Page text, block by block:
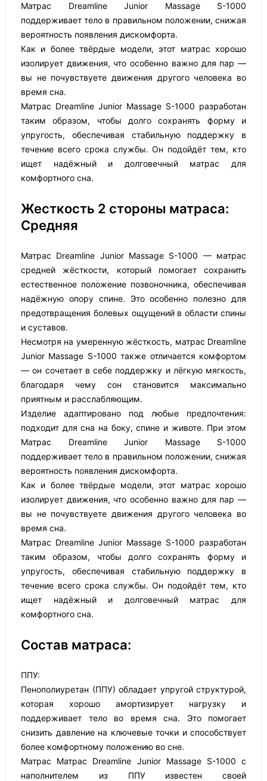
Матрас Dreamline Junior Massage S-1000
поддерживает тело в правильном положении, снижая
вероятность появления дискомфорта.
Как и более твёрдые модели, этот матрас хорошо
изолирует движения, что особенно важно для пар —
вы не почувствуете движения другого человека во
время сна.
Матрас Dreamline Junior Massage S-1000 разработан
таким образом, чтобы долго сохранять форму и
упругость, обеспечивая стабильную поддержку в
течение всего срока службы. Он подойдёт тем, кто
ищет надёжный и долговечный матрас для
комфортного сна.
Жесткость 2 стороны матраса:
Средняя
Матрас Dreamline Junior Massage S-1000 — матрас
средней жёсткости, который помогает сохранить
естественное положение позвоночника, обеспечивая
надёжную опору спине. Это особенно полезно для
предотвращения болевых ощущений в области спины
и суставов.
Несмотря на умеренную жёсткость, матрас Dreamline
Junior Massage S-1000 также отличается комфортом
— он сочетает в себе поддержку и лёгкую мягкость,
благодаря чему сон становится максимально
приятным и расслабляющим.
Изделие адаптировано под любые предпочтения:
подходит для сна на боку, спине и животе. При этом
Матрас Dreamline Junior Massage S-1000
поддерживает тело в правильном положении, снижая
вероятность появления дискомфорта.
Как и более твёрдые модели, этот матрас хорошо
изолирует движения, что особенно важно для пар —
вы не почувствуете движения другого человека во
время сна.
Матрас Dreamline Junior Massage S-1000 разработан
таким образом, чтобы долго сохранять форму и
упругость, обеспечивая стабильную поддержку в
течение всего срока службы. Он подойдёт тем, кто
ищет надёжный и долговечный матрас для
комфортного сна.
Состав матраса:
ППУ:
Пенополиуретан (ППУ) обладает упругой структурой,
которая хорошо амортизирует нагрузку и
поддерживает тело во время сна. Это помогает
снизить давление на ключевые точки и способствует
более комфортному положению во сне.
Матрас Матрас Dreamline Junior Massage S-1000 с
наполнителем из ППУ известен своей